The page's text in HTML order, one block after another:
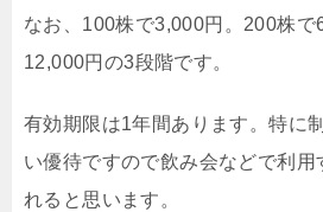
なお、100株で3,000円。200株で
12,000円の3段階です。
有効期限は1年間あります。特に
い優待ですので飲み会などで利用
れると思います。